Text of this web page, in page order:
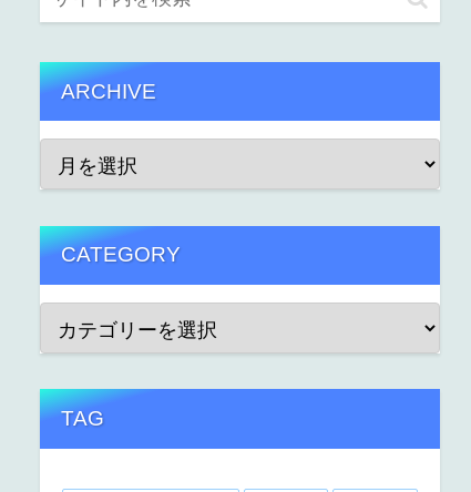
ARCHIVE
CATEGORY
TAG